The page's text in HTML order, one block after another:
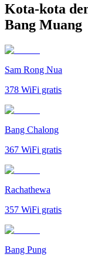
Kota-kota
Bang Muang
Sam Rong Nua
378 WiFi gratis
Bang Chalong
367 WiFi gratis
Rachathewa
357 WiFi gratis
Bang Pung